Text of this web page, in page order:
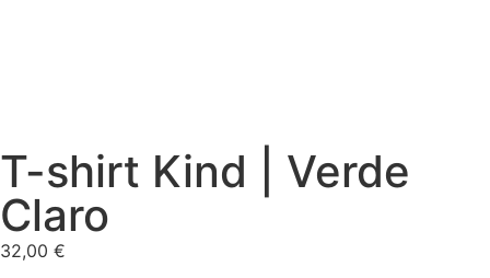
T-shirt Kind | Verde
Claro
32,00 €